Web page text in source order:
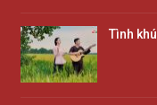
Tình